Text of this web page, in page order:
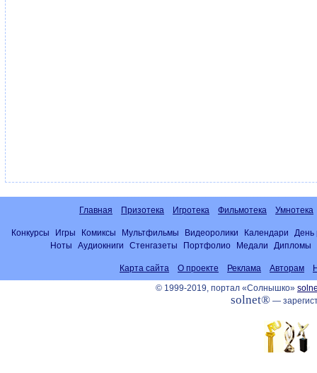
Главная Призотека Игротека Фильмотека Умнотека
Конкурсы Игры Комиксы Мультфильмы Видеоролики Календари
День
Ноты
Аудиокниги Стенгазеты Портфолио Медали Дипломы
Карта сайта О проекте Реклама Авторам
© 1999-2019, портал «Солнышко»
solnet®—